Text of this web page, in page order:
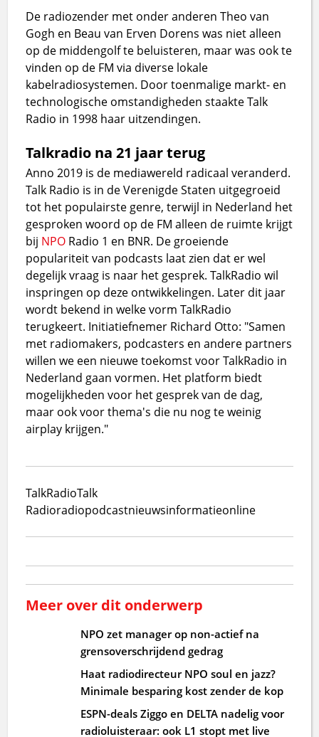
De radiozender met onder anderen Theo van
Gogh en Beau van Erven Dorens was niet alleen
op de middengolf te beluisteren, maar was ook te
vinden op de FM via diverse lokale
kabelradiosystemen. Door toenmalige markt- en
technologische omstandigheden staakte Talk
Radio in 1998 haar uitzendingen.
Talkradio na 21 jaar terug
Anno 2019 is de mediawereld radicaal veranderd.
Talk Radio is in de Verenigde Staten uitgegroeid
tot het populairste genre, terwijl in Nederland het
gesproken woord op de FM alleen de ruimte krijgt
bij NPO Radio 1 en BNR. De groeiende
populariteit van podcasts laat zien dat er wel
degelijk vraag is naar het gesprek. TalkRadio wil
inspringen op deze ontwikkelingen. Later dit jaar
wordt bekend in welke vorm TalkRadio
terugkeert. Initiatiefnemer Richard Otto: "Samen
met radiomakers, podcasters en andere partners
willen we een nieuwe toekomst voor TalkRadio in
Nederland gaan vormen. Het platform biedt
mogelijkheden voor het gesprek van de dag,
maar ook voor thema's die nu nog te weinig
airplay krijgen."
TalkRadioTalk
Radioradiopodcastnieuwsinformatieonline
Meer over dit onderwerp
NPO zet manager op non-actief na
grensoverschrijdend gedrag
Haat radiodirecteur NPO soul en jazz?
Minimale besparing kost zender de kop
ESPN-deals Ziggo en DELTA nadelig voor
radioluisteraar: ook L1 stopt met live